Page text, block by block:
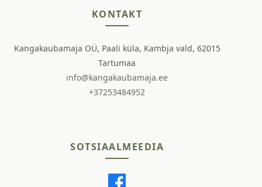
KONTAKT
Kangakaubamaja OÜ, Paali küla, Kambja vald, 62015
Tartumaa
info@kangakaubamaja.ee
+37253484952
SOTSIAALMEEDIA